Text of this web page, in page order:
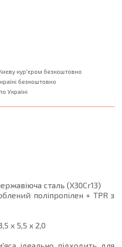
кур'єром безкоштовно
безкоштовно
Україні
сталь (X30Cr13)
поліпропілен + TPR з
x 5,5 x 2,0